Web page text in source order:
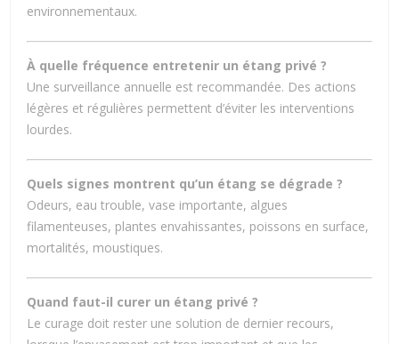
environnementaux.
À quelle fréquence entretenir un étang privé ?
Une surveillance annuelle est recommandée. Des actions
légères et régulières permettent d’éviter les interventions
lourdes.
Quels signes montrent qu’un étang se dégrade ?
Odeurs, eau trouble, vase importante, algues
filamenteuses, plantes envahissantes, poissons en surface,
mortalités, moustiques.
Quand faut-il curer un étang privé ?
Le curage doit rester une solution de dernier recours,